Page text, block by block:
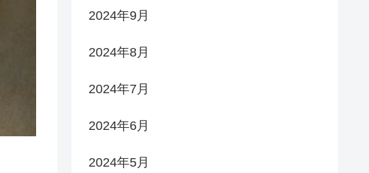
2024年9月
2024年8月
2024年7月
2024年6月
2024年5月